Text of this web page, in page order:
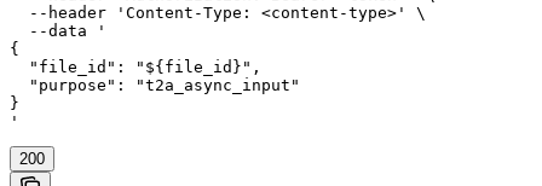
  --header 'Content-Type: <content-type>' \
  --data '
{
  "file_id": "${file_id}",
  "purpose": "t2a_async_input"
}
'
200